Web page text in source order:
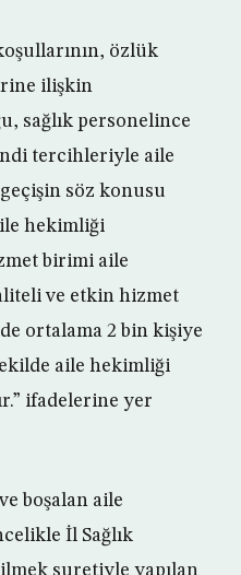
özlük
ilişkin
sağlık personelince
tercihleriyle aile
söz konusu
hekimliği
birimi aile
ve etkin hizmet
ortalama 2 bin kişiye
aile hekimliği
ifadelerine yer
boşalan aile
İl Sağlık
suretiyle yapılan